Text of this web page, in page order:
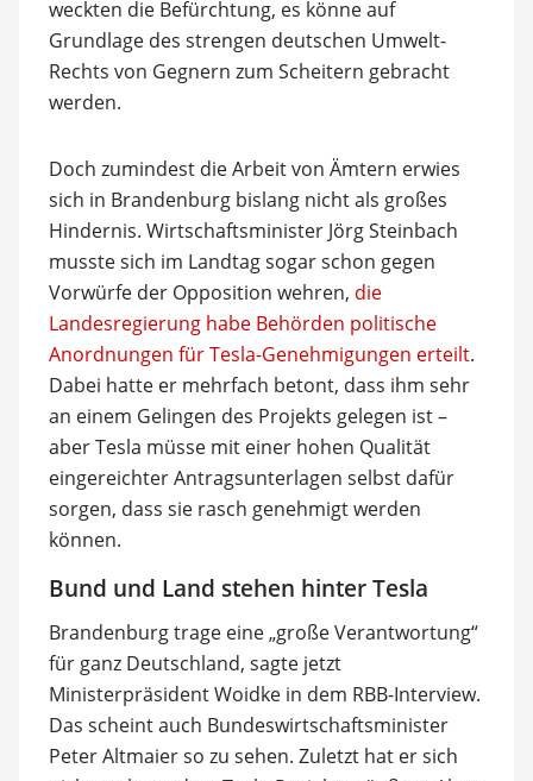
weckten die Befürchtung, es könne auf
Grundlage des strengen deutschen Umwelt-
Rechts von Gegnern zum Scheitern gebracht
werden.
Doch zumindest die Arbeit von Ämtern erwies
sich in Brandenburg bislang nicht als großes
Hindernis. Wirtschaftsminister Jörg Steinbach
musste sich im Landtag sogar schon gegen
Vorwürfe der Opposition wehren, die
Landesregierung habe Behörden politische
Anordnungen für Tesla-Genehmigungen erteilt.
Dabei hatte er mehrfach betont, dass ihm sehr
an einem Gelingen des Projekts gelegen ist –
aber Tesla müsse mit einer hohen Qualität
eingereichter Antragsunterlagen selbst dafür
sorgen, dass sie rasch genehmigt werden
können.
Bund und Land stehen hinter Tesla
Brandenburg trage eine „große Verantwortung“
für ganz Deutschland, sagte jetzt
Ministerpräsident Woidke in dem RBB-Interview.
Das scheint auch Bundeswirtschaftsminister
Peter Altmaier so zu sehen. Zuletzt hat er sich